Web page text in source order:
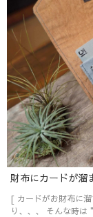
財布にカードが溜
[ カードがお財布に
り、、、 そんな時は "渦カードケース" と